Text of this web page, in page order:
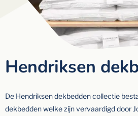
Hendriksen
De Hendriksen dekbedden collectie
dekbedden welke zijn vervaardigd door